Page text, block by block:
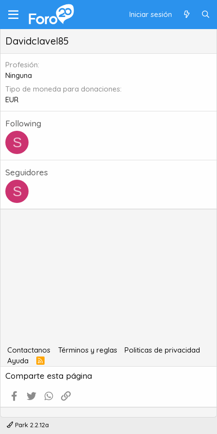
Iniciar sesión
Davidclavel85
Profesión
Ninguna
Tipo de moneda para donaciones
EUR
Following
S
Seguidores
S
Contactanos Términos y reglas
Politicas de privacidad
Ayuda
R
S
S
Comparte esta página
Facebook
Twitter WhatsApp
Park 2.2.12a